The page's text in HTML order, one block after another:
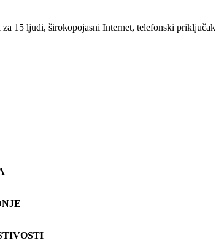
15 ljudi, širokopojasni Internet, telefonski priključak